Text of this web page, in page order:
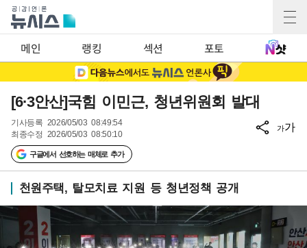
메인 랭킹 섹션 포토
[6·3안산]국힘 이민근, 청년위원회 발대
기사등록 2026/05/03 08:49:54
최종수정 2026/05/03 08:50:10
구글에서 선호하는 매체로 추가
가가
천원주택, 탈모치료 지원 등 청년정책 공개